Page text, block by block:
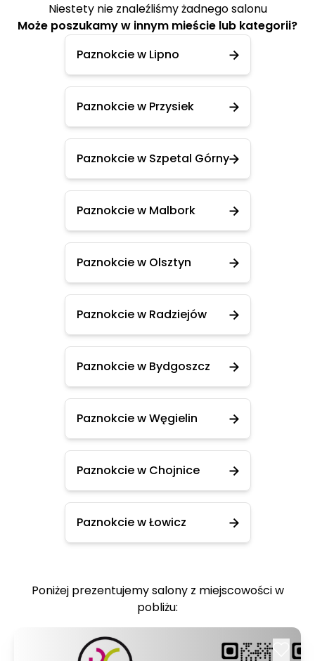
Niestety nie znaleźliśmy żadnego salonu
Może poszukamy w innym mieście lub kategorii?
Paznokcie w Lipno
Paznokcie w Przysiek
Paznokcie w Szpetal Górny
Paznokcie w Malbork
Paznokcie w Olsztyn
Paznokcie w Radziejów
Paznokcie w Bydgoszcz
Paznokcie w Węgielin
Paznokcie w Chojnice
Paznokcie w Łowicz
Poniżej prezentujemy salony z miejscowości w
pobliżu: